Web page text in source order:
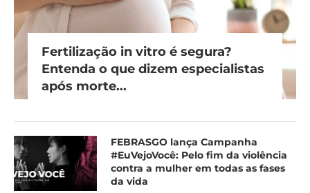
Fertilização in vitro é segura?
Entenda o que dizem especialistas
após morte...
FEBRASGO lança Campanha
#EuVejoVocê: Pelo fim da violência
contra a mulher em todas as fases
da vida